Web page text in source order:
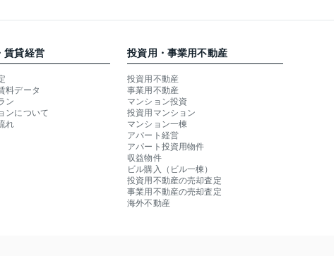
賃貸経営
料データ
ン
ンについて
れ
投資用・事業用不動産
投資用不動産
事業用不動産
マンション投資
投資用マンション
マンション一棟
アパート経営
アパート投資用物件
収益物件
ビル購入（ビル一棟）
投資用不動産の売却査定
事業用不動産の売却査定
海外不動産